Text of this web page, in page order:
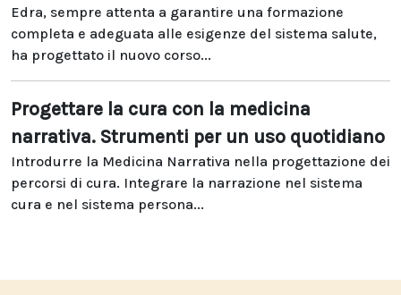
Edra, sempre attenta a garantire una formazione
completa e adeguata alle esigenze del sistema salute,
ha progettato il nuovo corso...
Progettare la cura con la medicina
narrativa. Strumenti per un uso quotidiano
Introdurre la Medicina Narrativa nella progettazione dei
percorsi di cura. Integrare la narrazione nel sistema
cura e nel sistema persona...